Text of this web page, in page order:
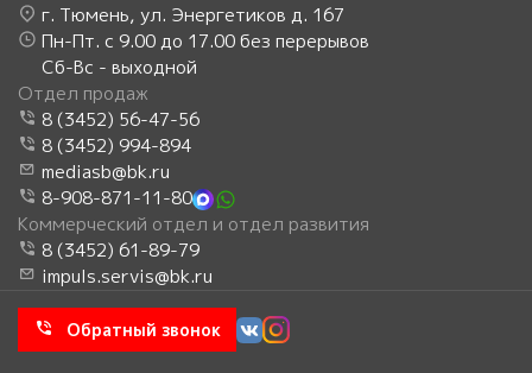
г. Тюмень, ул. Энергетиков д. 167
Пн-Пт. с 9.00 до 17.00 без перерывов
Сб-Вс - выходной
Отдел продаж
8 (3452) 56-47-56
8 (3452) 994-894
mediasb@bk.ru
8-908-871-11-80
Коммерческий отдел и отдел развития
8 (3452) 61-89-79
impuls.servis@bk.ru
Обратный звонок